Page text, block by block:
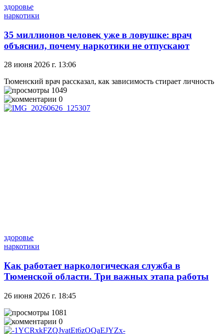
здоровье
наркотики
35 миллионов человек уже в ловушке: врач
объяснил, почему наркотики не отпускают
28 июня 2026 г. 13:06
Тюменский врач рассказал, как зависимость стирает личность
1049
0
здоровье
наркотики
Как работает наркологическая служба в
Тюменской области. Три важных этапа работы
26 июня 2026 г. 18:45
1081
0